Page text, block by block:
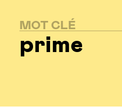
Store
MOT CLÉ
prime